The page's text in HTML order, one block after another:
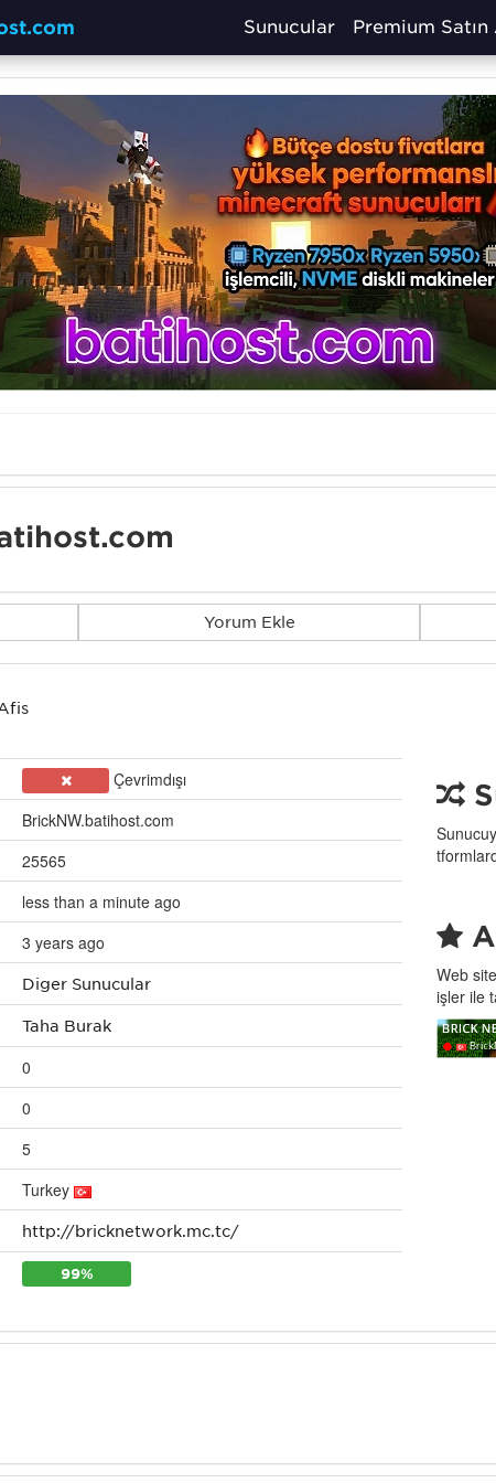
Sunucular Premium Satın
Yorum Ekle
Çevrimdışı
BrickNW.batihost.com
25565
less than a minute ago
3 years ago
Diğer Sunucular
Taha Burak
0
0
5
Turkey
http://bricknetwork.mc.tc/
99%
Web
işler ile